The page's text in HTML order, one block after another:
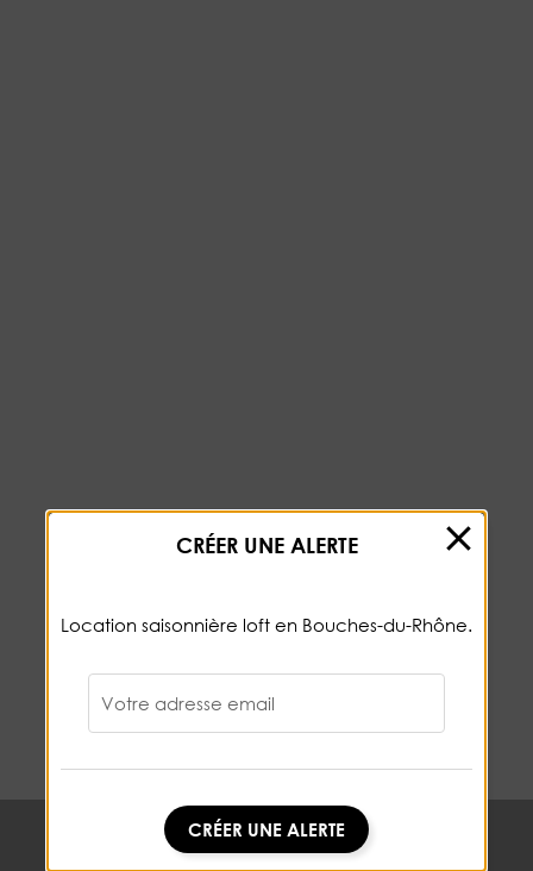
CRÉER UNE ALERTE
CRÉER UNE ALERTE
Location saisonnière loft en Bouches-du-Rhône.
Votre adresse email
CRÉER UNE ALERTE